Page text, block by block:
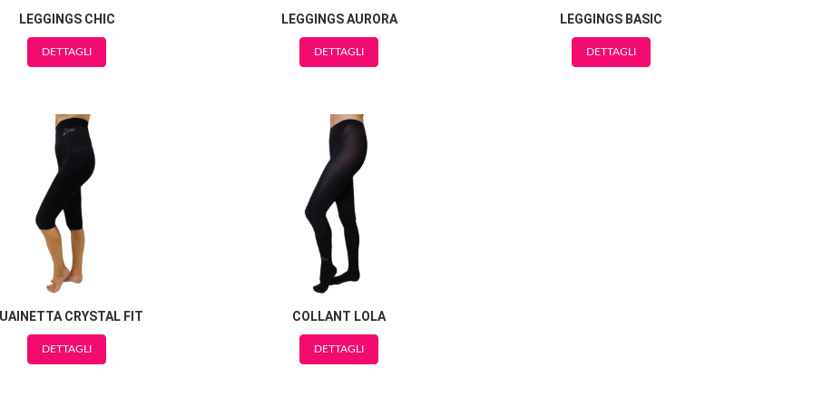
LEGGINGS CHIC
DETTAGLI
LEGGINGS AURORA
DETTAGLI
LEGGINGS BASIC
DETTAGLI
CRYSTAL FIT
DETTAGLI
COLLANT LOLA
DETTAGLI